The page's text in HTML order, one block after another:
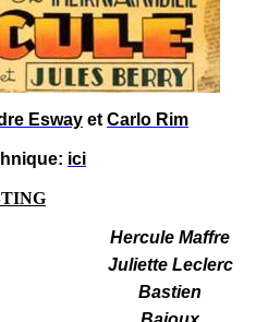
Esway et Carlo Rim
ici
Hercule Maffre
Juliette Leclerc
Bastien